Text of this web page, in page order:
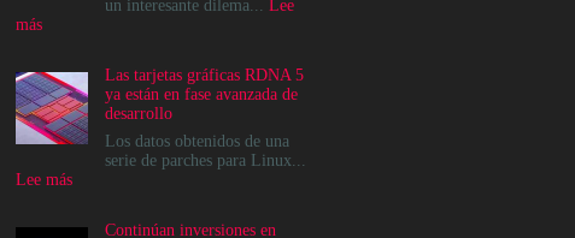
un interesante dilema... Lee
más:
infraestructuras
de
IA
que
comunidad
Las tarjetas gráficas RDNA 5
ya están en fase avanzada de
desarrollo
Los datos obtenidos de una
serie de parches para Linux...
Lee más:
Continúan inversiones en